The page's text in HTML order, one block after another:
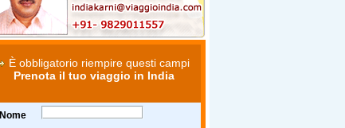
È obbligatorio riempire questi campi
Prenota il tuo viaggio in India
Nome